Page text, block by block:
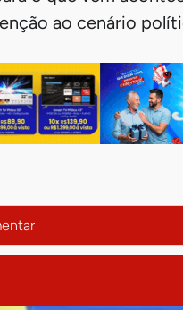
ao cenário